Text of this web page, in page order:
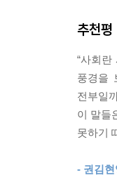
달라는
생이 크
철두철
남아 있
문을 떠
---
하지만
그리고
역설한
| 외국
어떤 세
당연하
추천평
“사회
풍경을
전부일
이 말들
못하기
- 권김